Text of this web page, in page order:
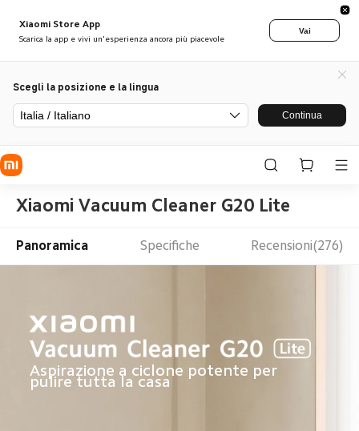
Xiaomi Store App
Scarica la app e vivi un'esperienza ancora più piacevole
Vai
Scegli la posizione e la lingua
Italia / Italiano Continua
Xiaomi Vacuum Cleaner G20 Lite
Panoramica Specifiche Recensioni(276)
Aspirazione a ciclone potente per
pulire tutta la casa